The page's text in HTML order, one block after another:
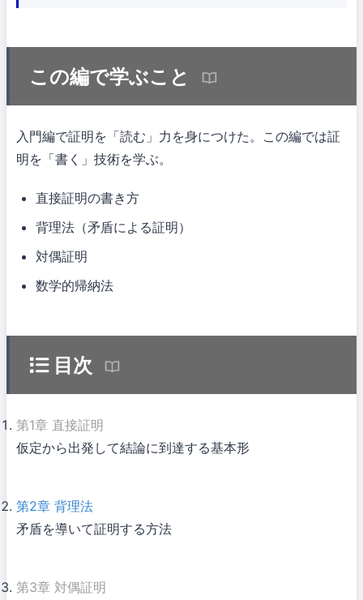
この編で学ぶこと
入門編で証明を「読む」力を身につけた。この編では証
明を「書く」技術を学ぶ。
直接証明の書き方
背理法（矛盾による証明）
対偶証明
数学的帰納法
目次
第1章 直接証明
仮定から出発して結論に到達する基本形
第2章 背理法
矛盾を導いて証明する方法
第3章 対偶証明